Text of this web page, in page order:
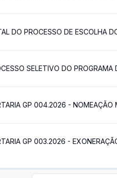
DO PROCESSO DE ESCOLHA
SELETIVO DO
GP 004.2026 - NOMEAÇÃO
GP 003.2026 -